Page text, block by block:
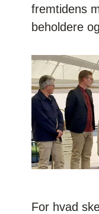
fremtidens
beholdere
For hvad